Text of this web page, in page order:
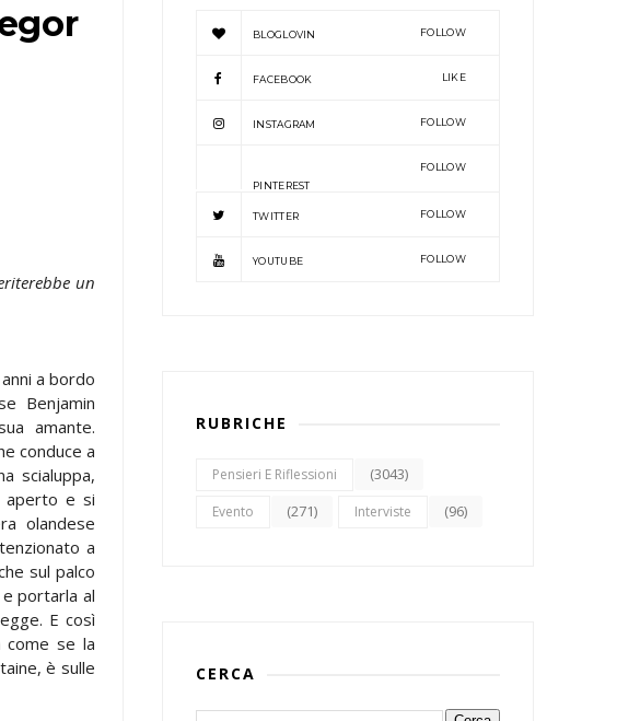
un
a bordo
Benjamin
amante.
conduce a
scialuppa,
aperto e si
olandese
a
sul palco
portarla al
E così
come se la
è sulle
BLOGLOVIN FOLLOW
FACEBOOK LIKE
INSTAGRAM FOLLOW
PINTEREST
FOLLOW
TWITTER FOLLOW
YOUTUBE FOLLOW
RUBRICHE
Pensieri E Riflessioni (3043)
Evento (271) Interviste (96)
CERCA